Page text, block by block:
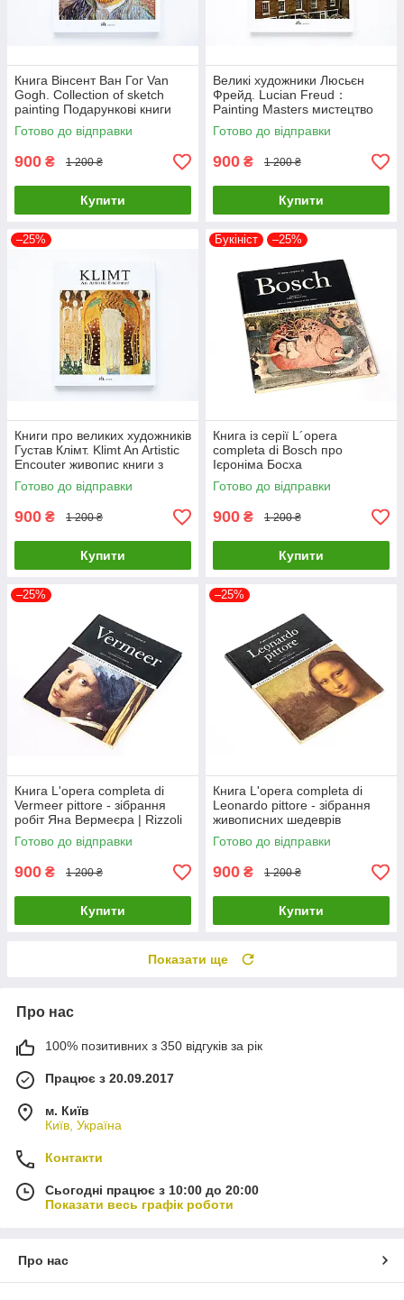
Книга Вінсент Ван Гог Van
Gogh. Collection of sketch
painting Подарункові книги
про мистецтво та живопис
Готово до відправки
900 ₴ 1 200 ₴
Купити
Великі художники Люсьєн
Фрейд. Lucian Freud：
Painting Masters мистецтво
живопис книги для
художників
Готово до відправки
900 ₴ 1 200 ₴
Купити
–25%
Книги про великих художників
Густав Клімт. Klimt An Artistic
Encouter живопис книги з
історії мистецтва
Готово до відправки
900 ₴ 1 200 ₴
Купити
Букініст –25%
Книга із серії L´opera
completa di Bosch про
Ієроніма Босха
нідерландського художника
Готово до відправки
900 ₴ 1 200 ₴
Купити
–25%
Книга L'opera completa di
Vermeer pittore - зібрання
робіт Яна Вермеєра | Rizzoli
Готово до відправки
900 ₴ 1 200 ₴
Купити
–25%
Книга L'opera completa di
Leonardo pittore - зібрання
живописних шедеврів
Леонардо да Вінчі | Книга
Rizzoli
Готово до відправки
900 ₴ 1 200 ₴
Купити
Показати ще
Про нас
100% позитивних з 350 відгуків за рік
Працює з 20.09.2017
м. Київ
Київ, Україна
Контакти
Сьогодні працює з 10:00 до 20:00
Показати весь графік роботи
Про нас